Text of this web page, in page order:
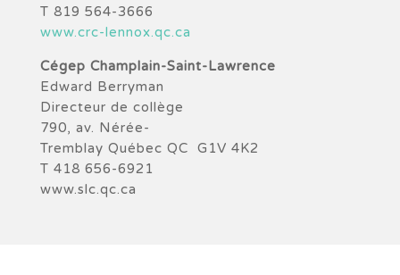
T 819 564-3666
www.crc-lennox.qc.ca
Cégep Champlain-Saint-Lawrence
Edward Berryman
Directeur de collège
790, av. Nérée-
Tremblay Québec QC G1V 4K2
T 418 656-6921
www.slc.qc.ca